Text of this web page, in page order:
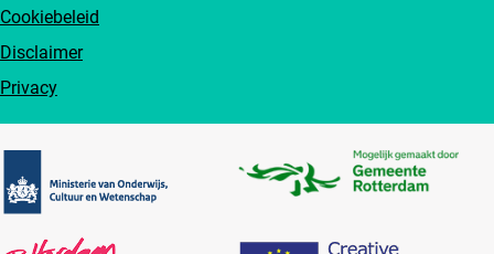
Cookiebeleid
Disclaimer
Privacy